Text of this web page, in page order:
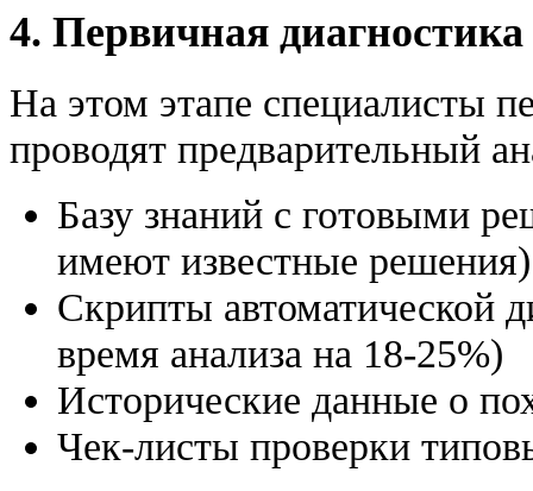
4. Первичная
На этом этапе специалисты
проводят предварительный
Базу знаний с готовыми
имеют известные решения)
Скрипты автоматической
время анализа на 18-25%)
Исторические данные о
Чек-листы проверки